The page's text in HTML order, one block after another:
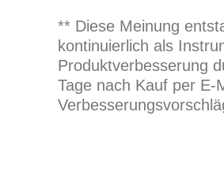
** Diese Meinung
kontinuierlich als
Produktverbesserung
Tage nach Kauf per E-